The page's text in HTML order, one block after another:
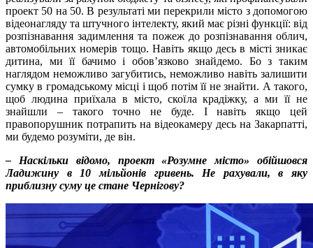
проект 50 на 50. В результаті ми перекрили місто з допомогою
відеонагляду та штучного інтелекту, який має різні функції: від
розпізнавання задимлення та пожеж до розпізнавання облич,
автомобільних номерів тощо. Навіть якщо десь в місті зникає
дитина, ми її бачимо і обов’язково знайдемо. Бо з таким
наглядом неможливо загубитись, неможливо навіть залишити
сумку в громадському місці і щоб потім її не знайти. А такого,
щоб людина приїхала в місто, скоїла крадіжку, а ми її не
знайшли – такого точно не буде. І навіть якщо цей
правопорушник потрапить на відеокамеру десь на Закарпатті,
ми будемо розуміти, де він.
– Наскільки відомо, проект «Розумне місто» обійшовся
Ладижину в 10 мільйонів гривень. Не рахували, в яку
приблизну суму це стане Чернігову?